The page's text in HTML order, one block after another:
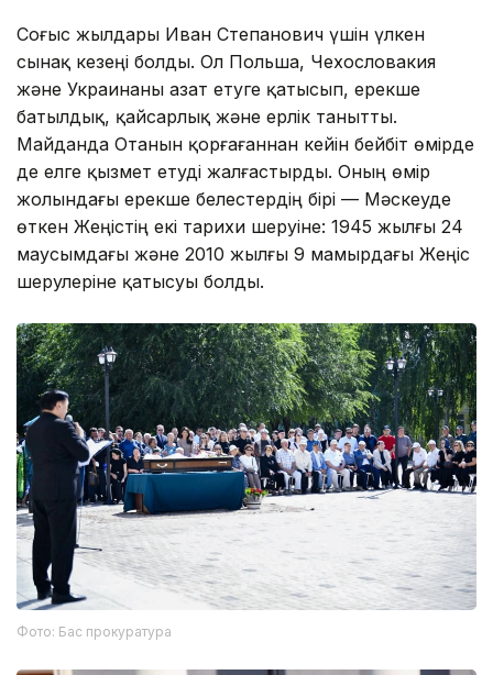
Соғыс жылдары Иван Степанович үшін үлкен
сынақ кезеңі болды. Ол Польша, Чехословакия
және Украинаны азат етуге қатысып, ерекше
батылдық, қайсарлық және ерлік танытты.
Майданда Отанын қорғағаннан кейін бейбіт өмірде
де елге қызмет етуді жалғастырды. Оның өмір
жолындағы ерекше белестердің бірі — Мәскеуде
өткен Жеңістің екі тарихи шеруіне: 1945 жылғы 24
маусымдағы және 2010 жылғы 9 мамырдағы Жеңіс
шерулеріне қатысуы болды.
Фото: Бас прокуратура